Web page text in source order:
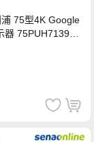
75型4K Google
器 75PUH7139